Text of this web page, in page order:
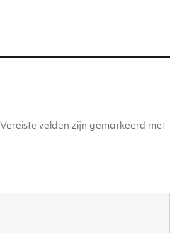
Vereiste velden zijn gemarkeerd met